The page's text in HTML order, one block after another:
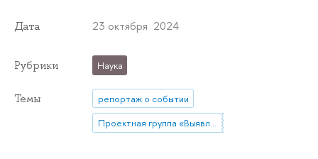
Дата 23 октября 2024
Рубрики Наука
Темы
репортаж о событии
Проектная группа «Выявление эпистемических сообществ в парламентском поле России: опыт дискурс-сетевого анализа»